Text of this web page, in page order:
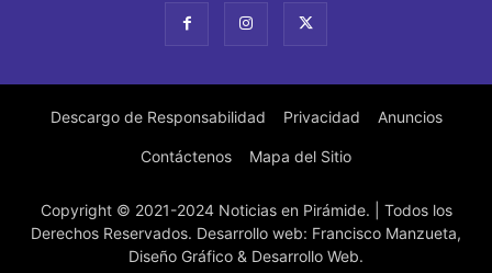
Descargo de Responsabilidad Privacidad Anuncios
Contáctenos Mapa del Sitio
Copyright © 2021-2024 Noticias en Pirámide. | Todos los
Derechos Reservados. Desarrollo web: Francisco Manzueta,
Diseño Gráfico & Desarrollo Web.